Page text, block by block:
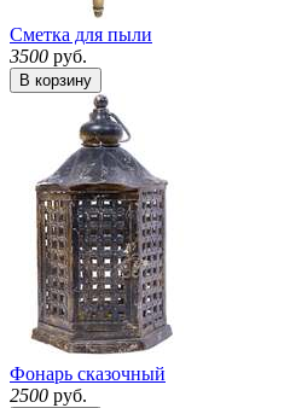
Сметка для пыли
3500 руб.
В корзину
Фонарь сказочный
2500 руб.